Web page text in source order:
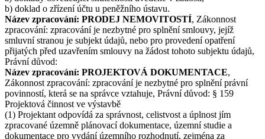
b) doklad o zřízení účtu u peněžního ústavu.
Název zpracování: PRODEJ NEMOVITOSTÍ, Zákonnost
zpracování: zpracování je nezbytné pro splnění smlouvy, jejíž
smluvní stranou je subjekt údajů, nebo pro provedení opatření
přijatých před uzavřením smlouvy na žádost tohoto subjektu údajů,
Právní důvod:
Název zpracování: PROJEKTOVÁ DOKUMENTACE,
Zákonnost zpracování: zpracování je nezbytné pro splnění právní
povinností, která se na správce vztahuje, Právní důvod: § 159
Projektová činnost ve výstavbě
(1) Projektant odpovídá za správnost, celistvost a úplnost jím
zpracované územně plánovací dokumentace, územní studie a
dokumentace pro vydání územního rozhodnutí, zejména za